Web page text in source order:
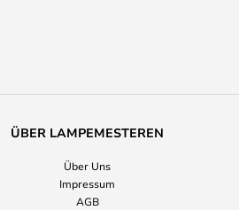
ÜBER LAMPEMESTEREN
Über Uns
Impressum
AGB